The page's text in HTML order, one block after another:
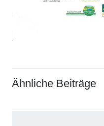
Ähnliche Beiträge